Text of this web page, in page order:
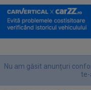
Nu am găsit anunțuri
te-